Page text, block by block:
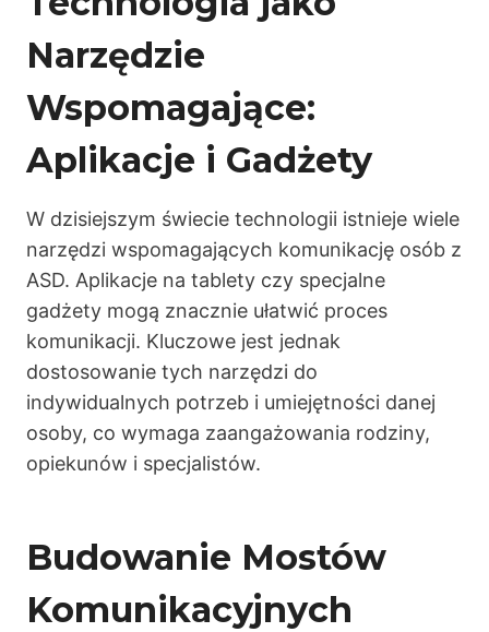
Narzędzie
Wspomagające:
Aplikacje i Gadżety
W dzisiejszym świecie technologii istnieje wiele
narzędzi wspomagających komunikację osób z
ASD. Aplikacje na tablety czy specjalne
gadżety mogą znacznie ułatwić proces
komunikacji. Kluczowe jest jednak
dostosowanie tych narzędzi do
indywidualnych potrzeb i umiejętności danej
osoby, co wymaga zaangażowania rodziny,
opiekunów i specjalistów.
Budowanie Mostów
Komunikacyjnych